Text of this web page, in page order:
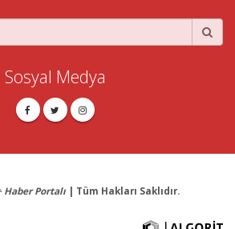
Sosyal Medya
Haber Portalı | Tüm Hakları Saklıdır.